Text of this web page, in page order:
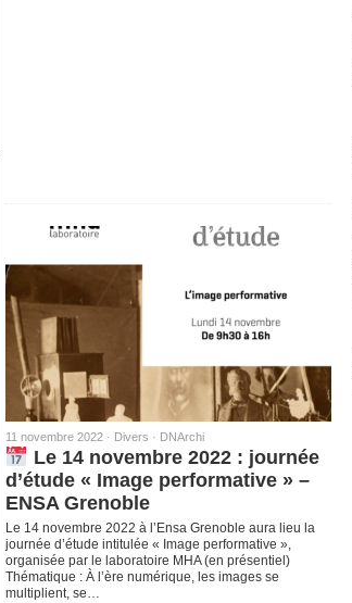
11 novembre 2022 · Divers · DNArchi
Le 14 novembre 2022 : journée
d’étude « Image performative » –
ENSA Grenoble
Le 14 novembre 2022 à l’Ensa Grenoble aura lieu la
journée d’étude intitulée « Image performative »,
organisée par le laboratoire MHA (en présentiel)
Thématique : À l’ère numérique, les images se
multiplient, se…